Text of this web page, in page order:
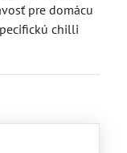
pre domácu
chilli